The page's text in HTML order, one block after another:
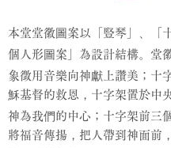
本堂堂徽圖案以「豎琴」 、
「
個人形圖案」為設計結構。 堂
象徵用音樂向神獻上讚美；十
穌基督的救恩 ， 十字架置於中
神為我們的中心；十字架前三
將福音傳揚 ， 把人帶到神面前 ，